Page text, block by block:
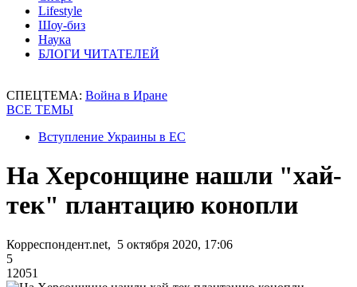
Lifestyle
Шоу-биз
Наука
БЛОГИ ЧИТАТЕЛЕЙ
СПЕЦТЕМА: Война в Иране
ВСЕ ТЕМЫ
Вступление Украины в ЕС
На Херсонщине нашли "хай-
тек" плантацию конопли
Корреспондент.net, 5 октября 2020, 17:06
5
12051